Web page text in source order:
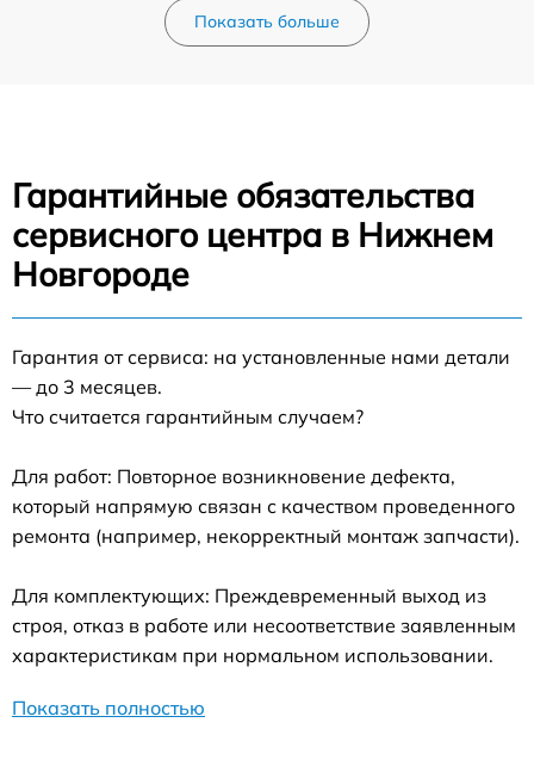
Показать больше
Гарантийные обязательства
сервисного центра в Нижнем
Новгороде
Гарантия от сервиса: на установленные нами детали
— до 3 месяцев.
Что считается гарантийным случаем?
Для работ: Повторное возникновение дефекта,
который напрямую связан с качеством проведенного
ремонта (например, некорректный монтаж запчасти).
Для комплектующих: Преждевременный выход из
строя, отказ в работе или несоответствие заявленным
характеристикам при нормальном использовании.
Показать полностью